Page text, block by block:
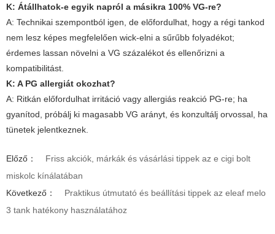
K: Átállhatok-e egyik napról a másikra 100% VG-re?
A: Technikai szempontból igen, de előfordulhat, hogy a régi tankod
nem lesz képes megfelelően wick-elni a sűrűbb folyadékot;
érdemes lassan növelni a VG százalékot és ellenőrizni a
kompatibilitást.
K: A PG allergiát okozhat?
A: Ritkán előfordulhat irritáció vagy allergiás reakció PG-re; ha
gyanítod, próbálj ki magasabb VG arányt, és konzultálj orvossal, ha
tünetek jelentkeznek.
Előző：
Friss akciók, márkák és vásárlási tippek az e cigi bolt
miskolc kínálatában
Következő：
Praktikus útmutató és beállítási tippek az eleaf melo
3 tank hatékony használatához